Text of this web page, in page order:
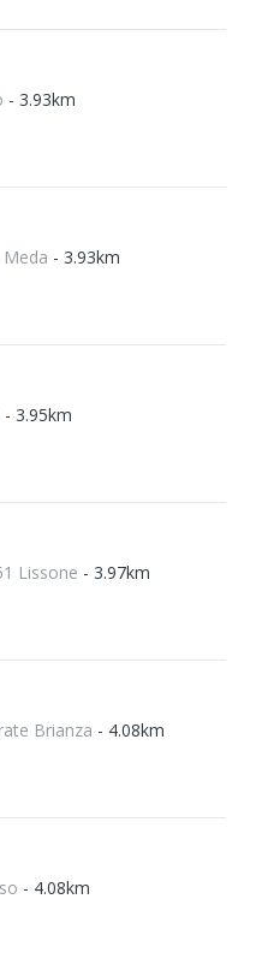
- 3.93km
- 3.93km
- 3.95km
Lissone - 3.97km
Brianza - 4.08km
- 4.08km